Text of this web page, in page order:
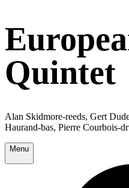
Quintet
Alan Skidmore-reeds, Gert
Haurand-bas, Pierre Courbois-
Menu